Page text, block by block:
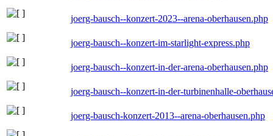
joerg-bausch--konzert-2023--arena-oberhausen.php
joerg-bausch--konzert-im-starlight-express.php
joerg-bausch--konzert-in-der-arena-oberhausen.php
joerg-bausch--konzert-in-der-turbinenhalle-
joerg-bausch-konzert-2013--arena-oberhausen.php